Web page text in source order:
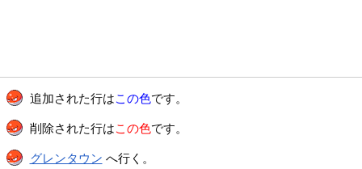
追加された行はこの色です。
削除された行はこの色です。
グレンタウン へ行く。